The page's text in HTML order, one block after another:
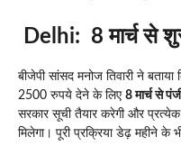
Delhi: 8 मार्च से
बीजेपी सांसद मनोज तिवारी ने
2500 रुपये देने के लिए 8 मार्च से
सरकार सूची तैयार करेगी और
मिलेगा। पूरी प्रक्रिया डेढ़ महीने के